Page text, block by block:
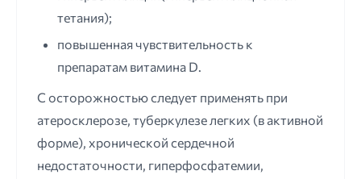
тетания);
повышенная чувствительность к
препаратам витамина D.
С осторожностью следует применять при
атеросклерозе, туберкулезе легких (в активной
форме), хронической сердечной
недостаточности, гиперфосфатемии,